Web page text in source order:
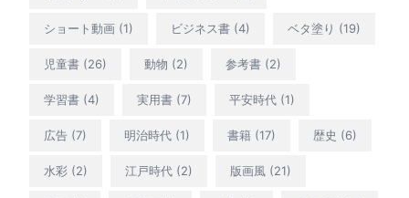
ショート動画 (1) ビジネス書 (4) ベタ塗り (19)
児童書 (26) 動物 (2) 参考書 (2)
学習書 (4) 実用書 (7) 平安時代 (1)
広告 (7) 明治時代 (1) 書籍 (17) 歴史 (6)
水彩 (2) 江戸時代 (2) 版画風 (21)